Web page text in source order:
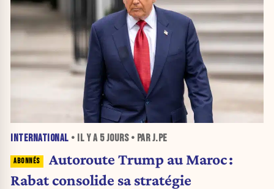
INTERNATIONAL • IL Y A 5 JOURS• PAR J.PE
Autoroute Trump au Maroc :
Rabat consolide sa stratégie